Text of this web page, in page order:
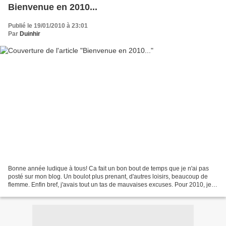
Bienvenue en 2010...
Publié le 19/01/2010 à 23:01
Par Duinhir
Bonne année ludique à tous! Ca fait un bon bout de temps que je n'ai pas
posté sur mon blog. Un boulot plus prenant, d'autres loisirs, beaucoup de
flemme. Enfin bref, j'avais tout un tas de mauvaises excuses. Pour 2010, je